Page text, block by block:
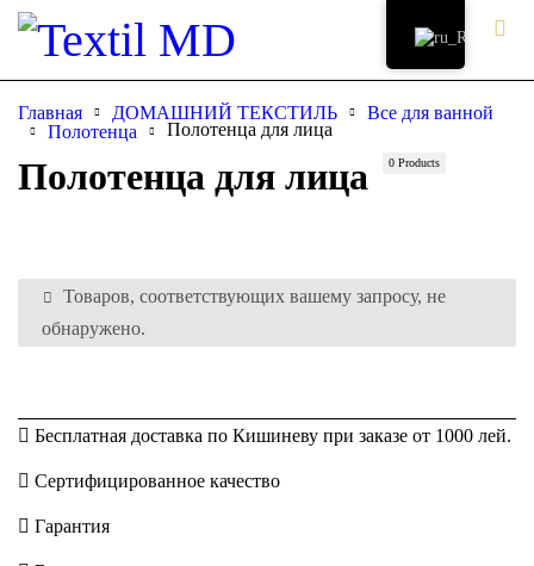
Полотенца для лица 0 Products
Главная ДОМАШНИЙ ТЕКСТИЛЬ
Все для ванной
Полотенца
Полотенца для лица
Товаров, соответствующих вашему запросу, не
обнаружено.
Бесплатная доставка по Кишиневу при заказе от 1000 лей.
Сертифицированное качество
Гарантия